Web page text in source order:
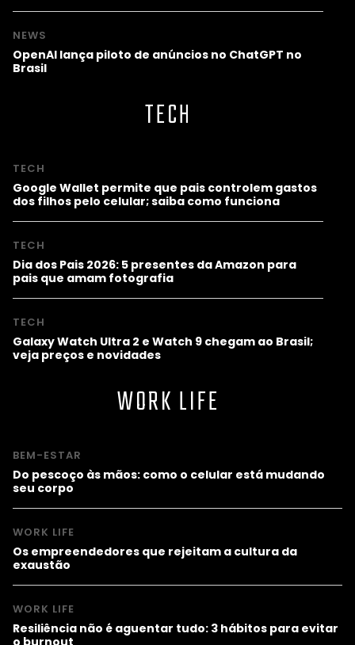
NEWS
OpenAI lança piloto de anúncios no ChatGPT no
Brasil
TECH
TECH
Google Wallet permite que pais controlem gastos
dos filhos pelo celular; saiba como funciona
TECH
Dia dos Pais 2026: 5 presentes da Amazon para
pais que amam fotografia
TECH
Galaxy Watch Ultra 2 e Watch 9 chegam ao Brasil;
veja preços e novidades
WORK LIFE
BEM-ESTAR
Do pescoço às mãos: como o celular está mudando
seu corpo
WORK LIFE
Os empreendedores que rejeitam a cultura da
exaustão
WORK LIFE
Resiliência não é aguentar tudo: 3 hábitos para evitar
o burnout